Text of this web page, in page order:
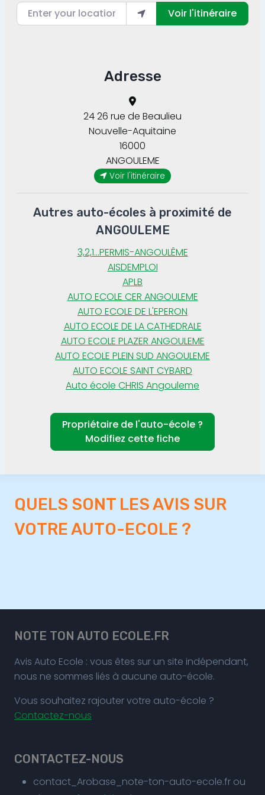
Enter your location
Voir l'itinéraire
Adresse
24 26 rue de Beaulieu
ANGOULEME
Nouvelle-Aquitaine
16000
Voir l'itinéraire
Autres auto-écoles à proximité de
ANGOULEME
3,2,1...PERMIS-ANGOULÊME
AISDEMPLOI
APLB
AUTO ECOLE CER ANGOULEME
AUTO ECOLE DE L'EPERON
AUTO ECOLE DE LA CATHEDRALE
AUTO ECOLE PLAZER ANGOULEME
AUTO ECOLE PLEIN SUD ANGOULEME
AUTO ECOLE SAINT CYBARD
Auto école CHRIS Angouleme
Propriétaire de l'auto-école ?
Modifiez cette fiche
QUELS SONT LES AVIS SUR
VOTRE AUTO-ECOLE ?
NOTE TON AUTO ECOLE.FR
Avis Auto Ecole : vous êtes sur un site indépendant,
nous ne sommes liés à aucune auto-école.
Vous souhaitez rajouter votre auto-école ?
Contactez-nous
CONTACTEZ-NOUS
contact_Arobase_note-ton-auto-ecole.fr ou